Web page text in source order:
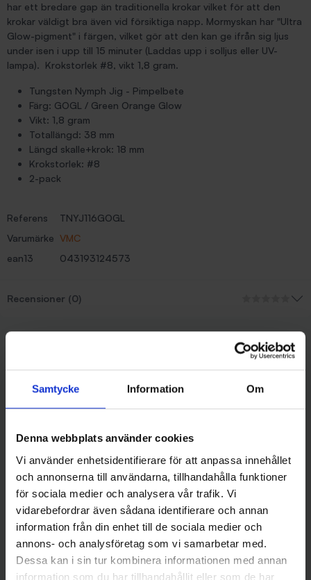
Samtycke Information Om
Denna webbplats använder cookies
Vi använder enhetsidentifierare för att anpassa innehållet
och annonserna till användarna, tillhandahålla funktioner
för sociala medier och analysera vår trafik. Vi
vidarebefordrar även sådana identifierare och annan
information från din enhet till de sociala medier och
annons- och analysföretag som vi samarbetar med.
Dessa kan i sin tur kombinera informationen med annan
information som du har tillhandahållit eller som de har
har ett bredare gap än traditionella krokar vilket för att den
krokar väldigt bra även vid försiktiga napp. Mormyskan har "Ultra
Glow-pigment" i färgen, vilket gör att den kan ge ifrån sig ljus
under isen i upp till 15 minuter (Laddas upp i solljus eller UV-
lampa). Krokstorlek #8, vikt 1,8 gram.
Tungsten Nymph Jig - Pimpelbete
Färg: GOGL / Green Orange Glow
Vikt: 1,8 gram
Totallängd: 38 mm
Längd skalle+krok: 18 mm
Krokstorlek: #8
2-pack
Referens
TNYJ116GOGL
Varumärke VMC
ean13
043193124573
Recensioner (0)
Jemtlands Fiskeverkstad
Twisted Tail - Fluo Red (Färg 1)
69 kr
Jemtlands Fiskeverkstad
Twisted Tail - Svart Glitter
(färg 2)
69 kr